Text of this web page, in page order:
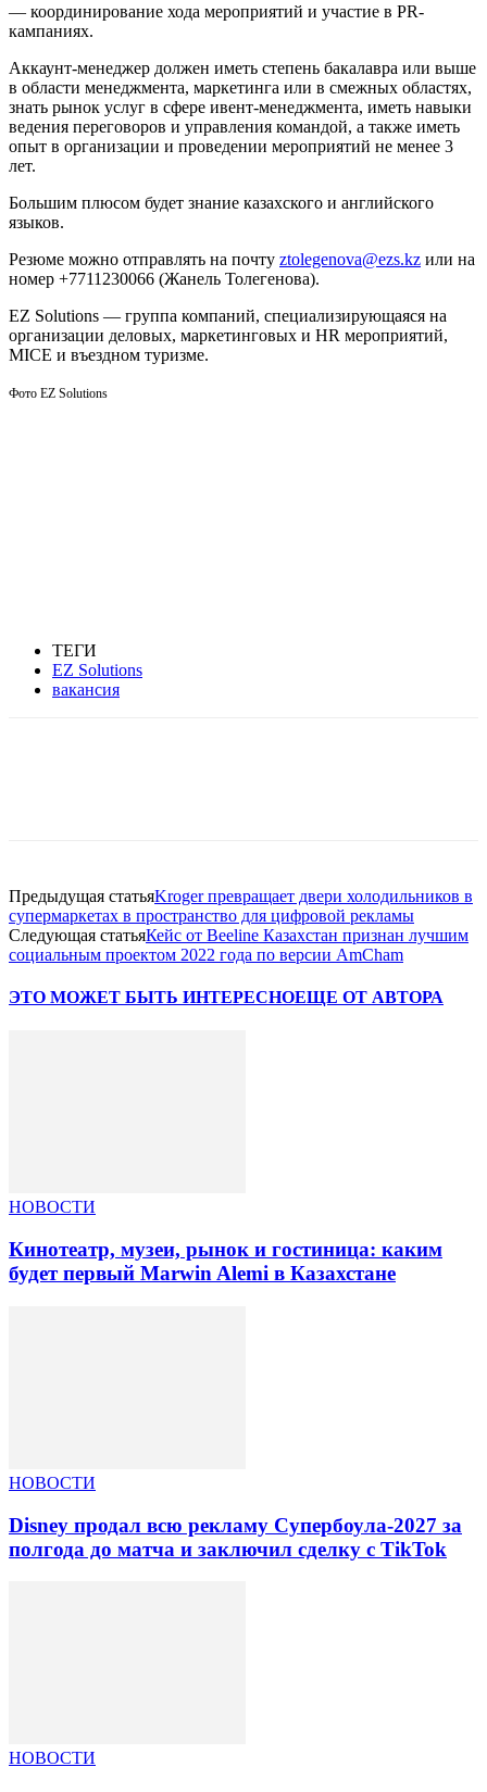
— координирование хода мероприятий и участие в PR-
кампаниях.
Аккаунт-менеджер должен иметь степень бакалавра или выше
в области менеджмента, маркетинга или в смежных областях,
знать рынок услуг в сфере ивент-менеджмента, иметь навыки
ведения переговоров и управления командой, а также иметь
опыт в организации и проведении мероприятий не менее 3
лет.
Большим плюсом будет знание казахского и английского
языков.
Резюме можно отправлять на почту ztolegenova@ezs.kz или на
номер +7711230066 (Жанель Толегенова).
EZ Solutions — группа компаний, специализирующаяся на
организации деловых, маркетинговых и HR мероприятий,
MICE и въездном туризме.
Фото EZ Solutions
ТЕГИ
EZ Solutions
вакансия
Предыдущая статьяKroger превращает двери холодильников в
супермаркетах в пространство для цифровой рекламы
Следующая статьяКейс от Beeline Казахстан признан лучшим
социальным проектом 2022 года по версии AmCham
ЭТО МОЖЕТ БЫТЬ ИНТЕРЕСНОЕЩЕ ОТ АВТОРА
НОВОСТИ
Кинотеатр, музеи, рынок и гостиница: каким
будет первый Marwin Alemi в Казахстане
НОВОСТИ
Disney продал всю рекламу Супербоула-2027 за
полгода до матча и заключил сделку с TikTok
НОВОСТИ